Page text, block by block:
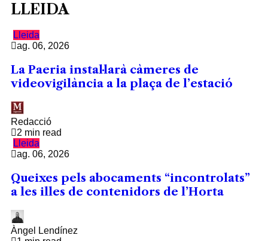
LLEIDA
Lleida
ag. 06, 2026
La Paeria instal·larà càmeres de
videovigilància a la plaça de l’estació
Redacció
2 min read
Lleida
ag. 06, 2026
Queixes pels abocaments “incontrolats”
a les illes de contenidors de l’Horta
Àngel Lendínez